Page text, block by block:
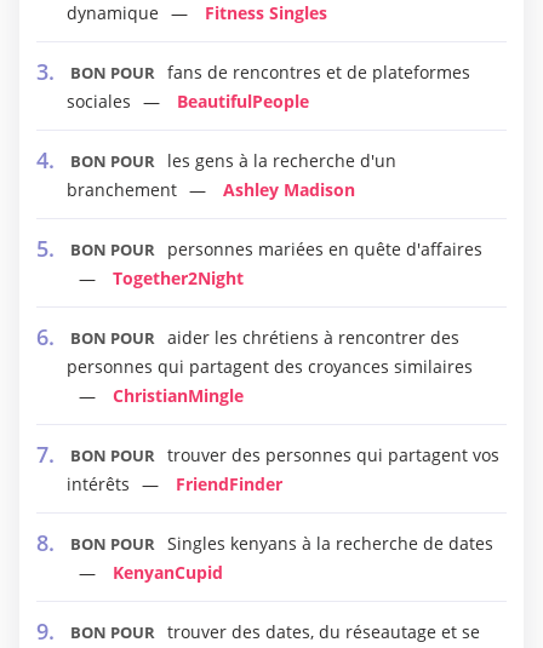
dynamique
Fitness Singles
BON POUR fans de rencontres et de plateformes
sociales
BeautifulPeople
BON POUR
les gens à la recherche d'un
branchement
Ashley Madison
BON POUR
personnes mariées en quête d'affaires
Together2Night
BON POUR aider les chrétiens à rencontrer des
personnes qui partagent des croyances similaires
ChristianMingle
BON POUR trouver des personnes qui partagent vos
intérêts
FriendFinder
BON POUR Singles kenyans à la recherche de dates
KenyanCupid
BON POUR trouver des dates, du réseautage et se